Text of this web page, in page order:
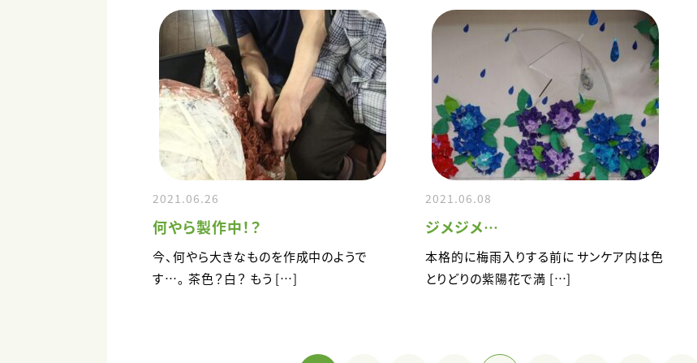
2021.06.26
何やら製作中！？
今、何やら大きなものを作成中のようで
す…。 茶色？白？ もう […]
2021.06.08
ジメジメ…
本格的に梅雨入りする前に サンケア内は色
とりどりの紫陽花で満 […]